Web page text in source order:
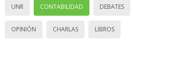
UNR CONTABILIDAD DEBATES
OPINIÓN CHARLAS LIBROS